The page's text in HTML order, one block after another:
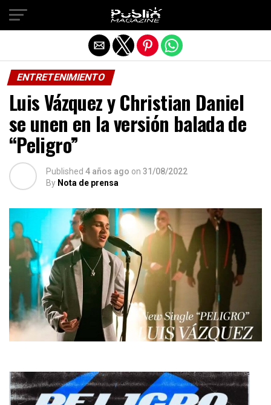
ENTRETENIMIENTO
Luis Vázquez y Christian Daniel
se unen en la versión balada de
“Peligro”
Published 4 años ago on 31/08/2022
By Nota de prensa
Salir de la versión móvil